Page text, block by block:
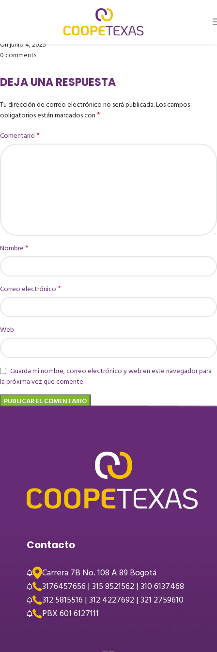
ORTODONCISTAS ASOCIADOS
Coopetexas
On junio 4, 2025
0comments
DEJA UNA RESPUESTA
Tu dirección de correo electrónico no será publicada.Los campos
obligatorios están marcados con*
Comentario*
Nombre*
Correo electrónico*
Web
Guarda mi nombre, correo electrónico y web en este navegador para
la próxima vez que comente.
Contacto
Carrera 7B No. 108 A 89 Bogotá
3176457656 | 315 8521562 | 310 6137468
312 5815516 | 312 4227692 | 321 2759610
PBX 601 6127111